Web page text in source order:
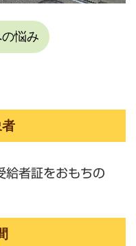
悩み
者証をおもちの